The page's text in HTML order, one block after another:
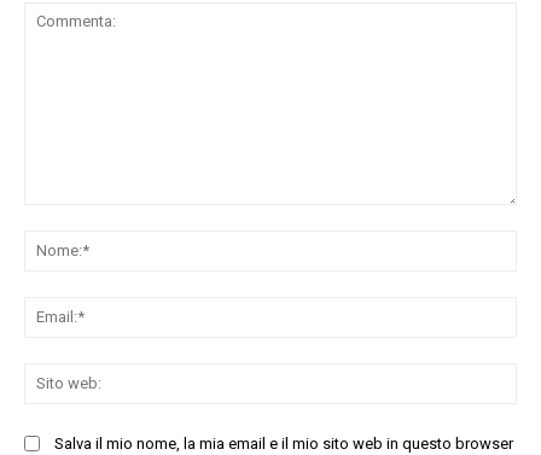
Salva il mio nome, la mia email e il mio sito web in questo browser